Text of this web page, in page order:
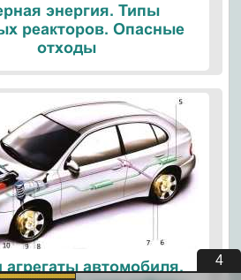
энергия. Типы
реакторов. Опасные
отходы
агрегаты автомобиля.
3